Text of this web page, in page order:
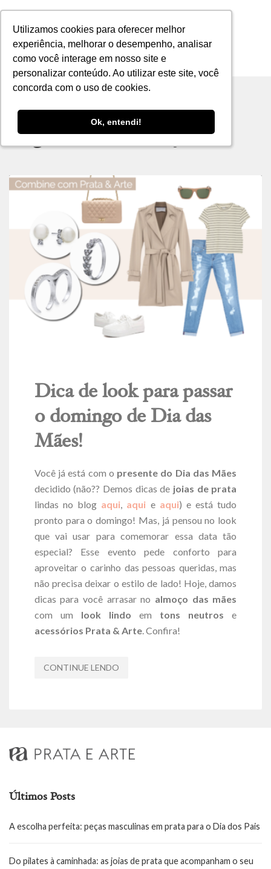
Utilizamos cookies para oferecer melhor
experiência, melhorar o desempenho, analisar
como você interage em nosso site e
personalizar conteúdo. Ao utilizar este site, você
concorda com o uso de cookies.
Ok, entendi!
Utilizamos cookies para oferecer melhor
experiência, melhorar o desempenho, analisar
como você interage em nosso site e
personalizar conteúdo. Ao utilizar este site, você
concorda com o uso de cookies.
Ok, entendi!
MENU
Tag archive: almoço
Dica de look para passar
o domingo de Dia das
Mães!
Você já está com o presente do Dia das Mães
decidido (não?? Demos dicas de joias de prata
lindas no blog aqui, aqui e aqui) e está tudo
pronto para o domingo! Mas, já pensou no look
que vai usar para comemorar essa data tão
especial? Esse evento pede conforto para
aproveitar o carinho das pessoas queridas, mas
não precisa deixar o estilo de lado! Hoje, damos
dicas para você arrasar no almoço das mães
com um look lindo em tons neutros e
acessórios Prata & Arte. Confira!
CONTINUE LENDO
Últimos Posts
A escolha perfeita: peças masculinas em prata para o Dia dos Pais
Do pilates à caminhada: as joias de prata que acompanham o seu